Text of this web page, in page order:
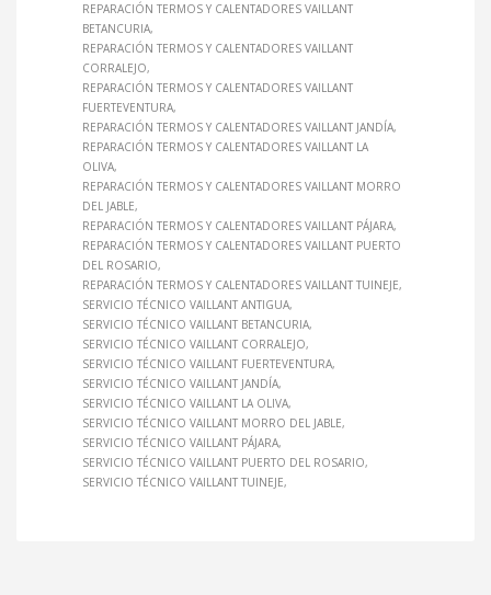
REPARACIÓN TERMOS Y CALENTADORES VAILLANT
BETANCURIA
REPARACIÓN TERMOS Y CALENTADORES VAILLANT
CORRALEJO
REPARACIÓN TERMOS Y CALENTADORES VAILLANT
FUERTEVENTURA
REPARACIÓN TERMOS Y CALENTADORES VAILLANT JANDÍA
REPARACIÓN TERMOS Y CALENTADORES VAILLANT LA
OLIVA
REPARACIÓN TERMOS Y CALENTADORES VAILLANT MORRO
DEL JABLE
REPARACIÓN TERMOS Y CALENTADORES VAILLANT PÁJARA
REPARACIÓN TERMOS Y CALENTADORES VAILLANT PUERTO
DEL ROSARIO
REPARACIÓN TERMOS Y CALENTADORES VAILLANT TUINEJE
SERVICIO TÉCNICO VAILLANT ANTIGUA
SERVICIO TÉCNICO VAILLANT BETANCURIA
SERVICIO TÉCNICO VAILLANT CORRALEJO
SERVICIO TÉCNICO VAILLANT FUERTEVENTURA
SERVICIO TÉCNICO VAILLANT JANDÍA
SERVICIO TÉCNICO VAILLANT LA OLIVA
SERVICIO TÉCNICO VAILLANT MORRO DEL JABLE
SERVICIO TÉCNICO VAILLANT PÁJARA
SERVICIO TÉCNICO VAILLANT PUERTO DEL ROSARIO
SERVICIO TÉCNICO VAILLANT TUINEJE